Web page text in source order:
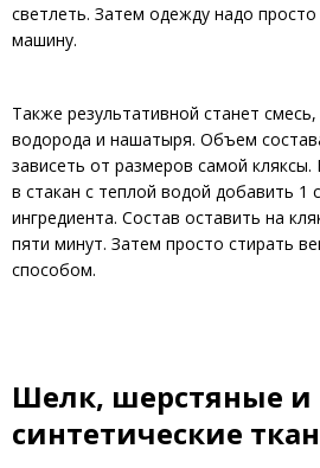
светлеть. Затем одежду надо
машину.
Также результативной станет
водорода и нашатыря. Объем
зависеть от размеров самой
в стакан с теплой водой добавить 1
ингредиента. Состав оставить на
пяти минут. Затем просто стирать
способом.
Шелк, шерстяные и
синтетические